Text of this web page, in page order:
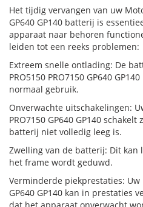
Het tijdig vervangen van uw
GP640 GP140 batterij is
apparaat naar behoren
leiden tot een reeks problemen:
Extreem snelle ontlading: De
PRO5150 PRO7150 GP640
normaal gebruik.
Onverwachte uitschakelingen:
PRO7150 GP640 GP140
batterij niet volledig leeg is.
Zwelling van de batterij: Dit kan
het frame wordt geduwd.
Verminderde piekprestaties: Uw
GP640 GP140 kan in prestaties